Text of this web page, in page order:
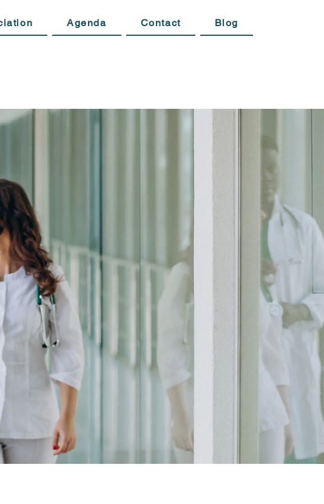
Agenda Contact Blog